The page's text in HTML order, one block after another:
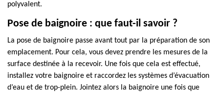
polyvalent.
Pose de baignoire : que faut-il savoir ?
La pose de baignoire passe avant tout par la préparation de son
emplacement. Pour cela, vous devez prendre les mesures de la
surface destinée à la recevoir. Une fois que cela est effectué,
installez votre baignoire et raccordez les systèmes d’évacuation
d’eau et de trop-plein. Jointez alors la baignoire une fois que